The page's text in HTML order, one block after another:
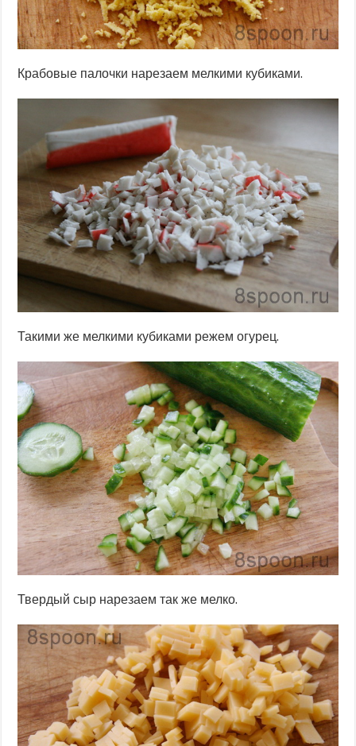
Крабовые палочки нарезаем мелкими кубиками.
Такими же мелкими кубиками режем огурец.
Твердый сыр нарезаем так же мелко.